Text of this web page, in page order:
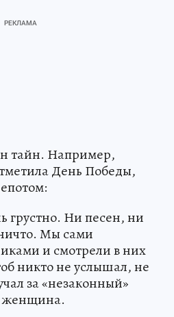
тайн. Например,
День Победы,
грустно. Ни песен, ни
Мы сами
и смотрели в них
никто не услышал, не
за «незаконный»
женщина.